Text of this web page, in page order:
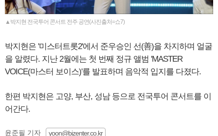
▲박지현 전국투어 콘서트 전주 공연(사진출처=쇼7)
박지현은 '미스터트롯2'에서 준우승인 선(善)을 차지하며 얼굴
을 알렸다. 지난 2월에는 첫 번째 정규 앨범 'MASTER
VOICE(마스터 보이스)'를 발표하며 음악적 입지를 다졌다.
한편 박지현은 고양, 부산, 성남 등으로 전국투어 콘서트를 이
어간다.
윤준필 기자 yoon@bizenter.co.kr